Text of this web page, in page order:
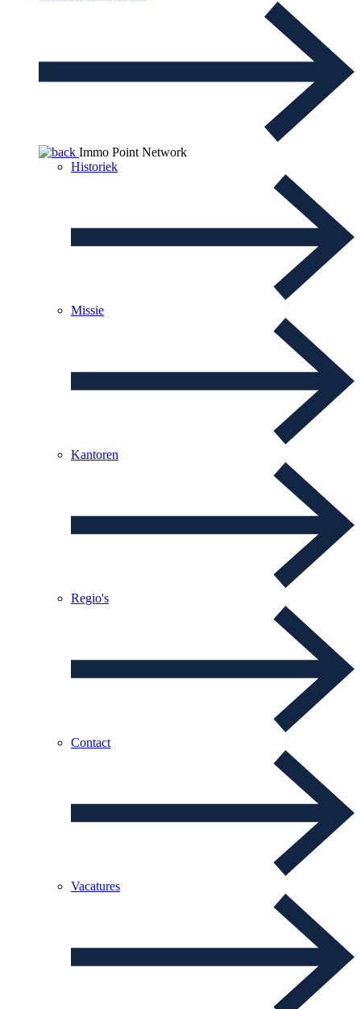
Immo Point Network
Historiek
Missie
Kantoren
Regio's
Contact
Vacatures